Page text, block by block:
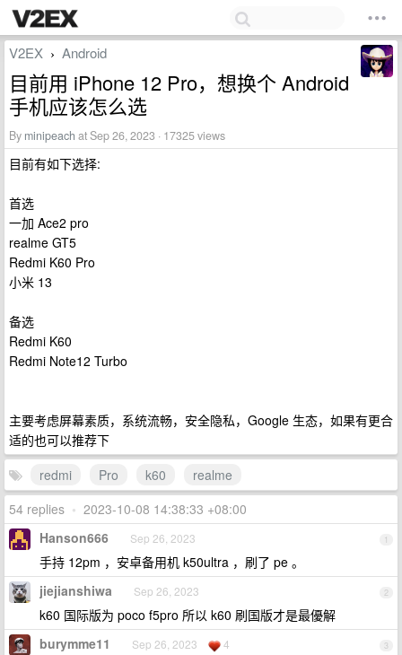
V2EX › Android
目前用 iPhone 12 Pro，想换个 Android
手机应该怎么选
By minipeach at Sep 26, 2023 · 17325 views
目前有如下选择:
首选
一加 Ace2 pro
realme GT5
Redmi K60 Pro
小米 13
备选
Redmi K60
Redmi Note12 Turbo
主要考虑屏幕素质，系统流畅，安全隐私，Google 生态，如果有更合
适的也可以推荐下
redmi
Pro k60
realme
54 replies • 2023-10-08 14:38:33 +08:00
1
Hanson666 Sep 26, 2023
手持 12pm ，安卓备用机 k50ultra ，刷了 pe 。
2
jiejianshiwa Sep 26, 2023
k60 国际版为 poco f5pro 所以 k60 刷国版才是最優解
3
burymme11 Sep 26, 2023 4